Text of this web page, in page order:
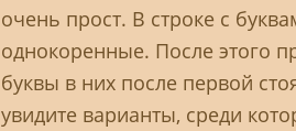
очень прост. В строке с
однокоренные. После этого
буквы в них после первой
увидите варианты, среди